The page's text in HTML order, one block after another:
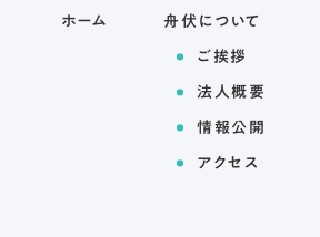
ホーム 舟伏について
ご挨拶
法人概要
情報公開
アクセス